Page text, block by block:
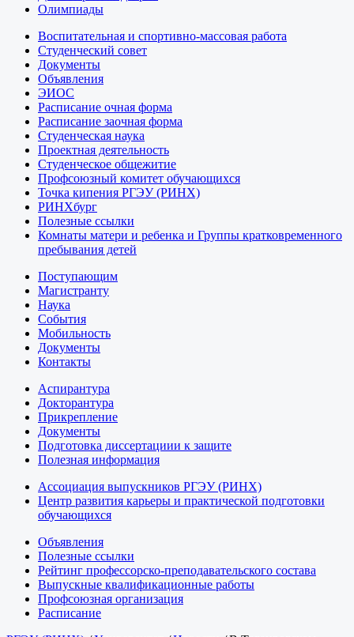
Олимпиады
Воспитательная и спортивно-массовая работа
Студенческий совет
Документы
Объявления
ЭИОС
Расписание очная форма
Расписание заочная форма
Студенческая наука
Проектная деятельность
Студенческое общежитие
Профсоюзный комитет обучающихся
Точка кипения РГЭУ (РИНХ)
РИНХбург
Полезные ссылки
Комнаты матери и ребенка и Группы кратковременного
пребывания детей
Поступающим
Магистранту
Наука
События
Мобильность
Документы
Контакты
Аспирантура
Докторантура
Прикрепление
Документы
Подготовка диссертациии к защите
Полезная информация
Ассоциация выпускников РГЭУ (РИНХ)
Центр развития карьеры и практической подготовки
обучающихся
Объявления
Полезные ссылки
Рейтинг профессорско-преподавательского состава
Выпускные квалификационные работы
Профсоюзная организация
Расписание